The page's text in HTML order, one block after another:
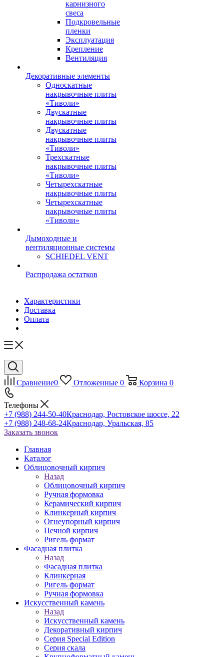
карнизного
свеса
Подкровельные
пленки
Эксплуатация
Крепление
Вентиляция
Декоративные элементы
Односкатные
накрывочные плиты
«Тиволи»
Двускатные
накрывочные плиты
Двускатные
накрывочные плиты
«Тиволи»
Трехскатные
накрывочные плиты
«Тиволи»
Четырехскатные
накрывочные плиты
Четырехскатные
накрывочные плиты
«Тиволи»
Дымоходные и
вентиляционные системы
SCHIEDEL VENT
Распродажа остатков
Характеристики
Доставка
Оплата
Сравнение0 Отложенные 0 Корзина 0
Телефоны
+7 (988) 244-50-40Краснодар, Ростовское шоссе, 22
+7 (988) 248-68-24Краснодар, Уральская, 85
Заказать звонок
Главная
Каталог
Облицовочный кирпич
Назад
Облицовочный кирпич
Ручная формовка
Керамический кирпич
Клинкерный кирпич
Огнеупорный кирпич
Печной кирпич
Ригель формат
Фасадная плитка
Назад
Фасадная плитка
Клинкерная
Ригель формат
Ручная формовка
Искусственный камень
Назад
Искусственный камень
Декоративный кирпич
Серия Special Edition
Серия скала